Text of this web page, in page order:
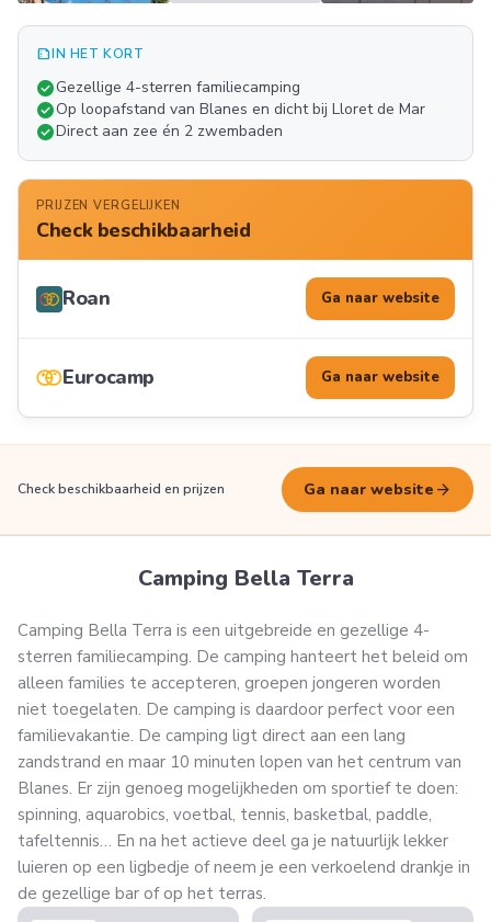
summarizeIN HET KORT
check_circleGezellige 4-sterren familiecamping
check_circleOp loopafstand van Blanes en dicht bij Lloret de Mar
check_circleDirect aan zee én 2 zwembaden
PRIJZEN VERGELIJKEN
Check beschikbaarheid
Roan Ga naar website
Eurocamp Ga naar website
Check beschikbaarheid en prijzen Ga naar website arrow_forward
Camping Bella Terra
Camping Bella Terra is een uitgebreide en gezellige 4-
sterren familiecamping. De camping hanteert het beleid om
alleen families te accepteren, groepen jongeren worden
niet toegelaten. De camping is daardoor perfect voor een
familievakantie. De camping ligt direct aan een lang
zandstrand en maar 10 minuten lopen van het centrum van
Blanes. Er zijn genoeg mogelijkheden om sportief te doen:
spinning, aquarobics, voetbal, tennis, basketbal, paddle,
tafeltennis… En na het actieve deel ga je natuurlijk lekker
luieren op een ligbedje of neem je een verkoelend drankje in
de gezellige bar of op het terras.